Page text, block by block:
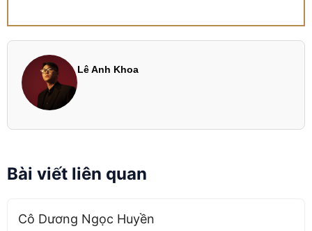
Lê Anh Khoa
Bài viết liên quan
Cô Dương Ngọc Huyền